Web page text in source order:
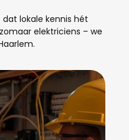
lokale kennis hét
elektriciens – we